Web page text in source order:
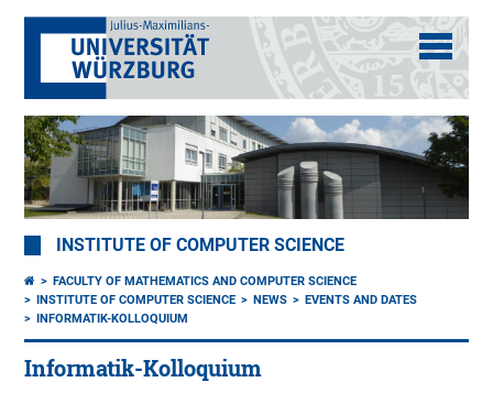
INSTITUTE OF COMPUTER SCIENCE
FACULTY OF MATHEMATICS AND COMPUTER SCIENCE
INSTITUTE OF COMPUTER SCIENCE
NEWS
EVENTS AND DATES
INFORMATIK-KOLLOQUIUM
Informatik-Kolloquium